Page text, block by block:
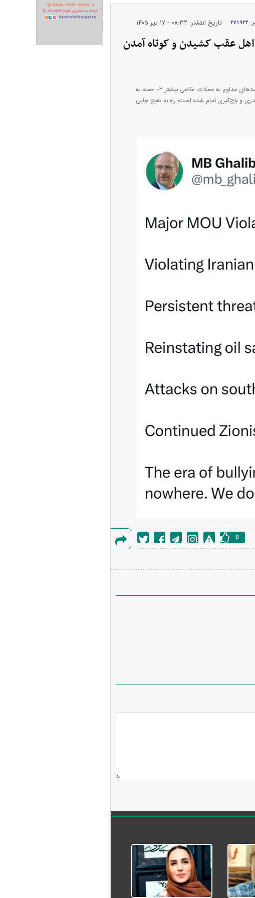
۳۷۱۹۳۴ تاریخ انتشار: ۰۸:۳۲ - ۱۷ تير ۱۴۰۵
عقب کشیدن و کوتاه آمدن
کلیدی‌ترین موارد نقض تفاهم‌نامه ۱۴ بندی توسط آمریکا:۱ - نقض ترتیبات ایرانی در تنگه هرمز ۲- تهدید‌های مداوم به حملات نظامی بیشتر ۳- حمله به
به لبنانردوره قلدری و باج‌گیری تمام شده است؛ راه به هیچ جایی
گزارش
0
ایران خودرو + جدول قیمت سکه و طلا + جدول
پیش‌بینی بورس امروز دوشنبه ۱۲ مرداد ماه
۱۴۰۵
خودرو را تحت تأثیر قرار داد
رونمایی کرد